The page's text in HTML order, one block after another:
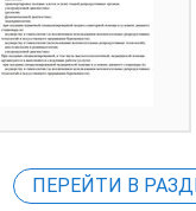
ПЕРЕЙТИ В